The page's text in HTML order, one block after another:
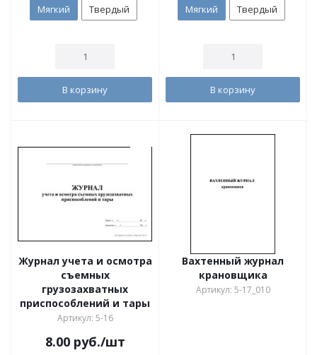
Мягкий Твердый
В корзину
Мягкий Твердый
В корзину
Журнал учета и осмотра
съемных
грузозахватных
приспособлений и тары
Артикул: 5-16
8.00руб./шт
Вахтенный журнал
крановщика
Артикул: 5-17_010